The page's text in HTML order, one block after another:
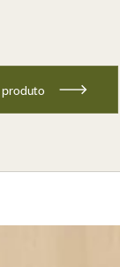
produto